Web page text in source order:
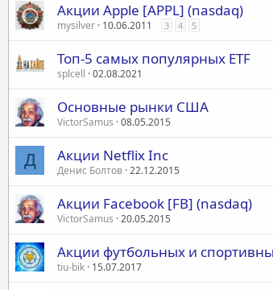
Акции Apple [APPL] (nasdaq)
mysilver 10.06.2011 3 4 5
Топ-5 самых популярных ETF
splcell 02.08.2021
Основные рынки США
VictorSamus 08.05.2015
Д Акции Netflix Inc
Денис Болтов 22.12.2015
Акции Facebook [FB] (nasdaq)
VictorSamus 20.05.2015
Акции футбольных и
tiu-bik 15.07.2017